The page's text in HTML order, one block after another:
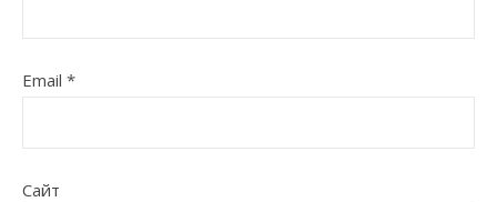
Email *
Сайт